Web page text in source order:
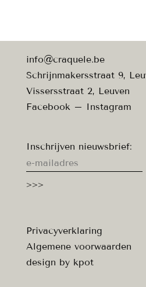
info@craquele.be
Schrijnmakersstraat 9,
Vissersstraat 2, Leuven
Facebook– Instagram
Inschrijven nieuwsbrief:
Privacyverklaring
Algemene voorwaarden
design by kpot